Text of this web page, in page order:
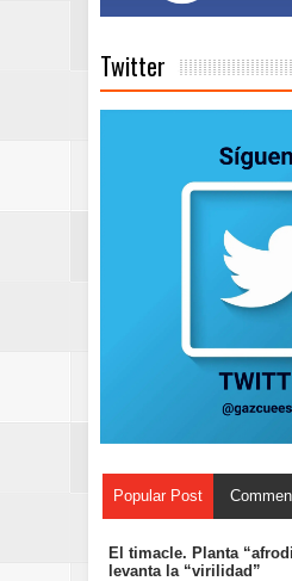
Twitter
Popular Post
El timacle. Planta
levanta la “virilidad”